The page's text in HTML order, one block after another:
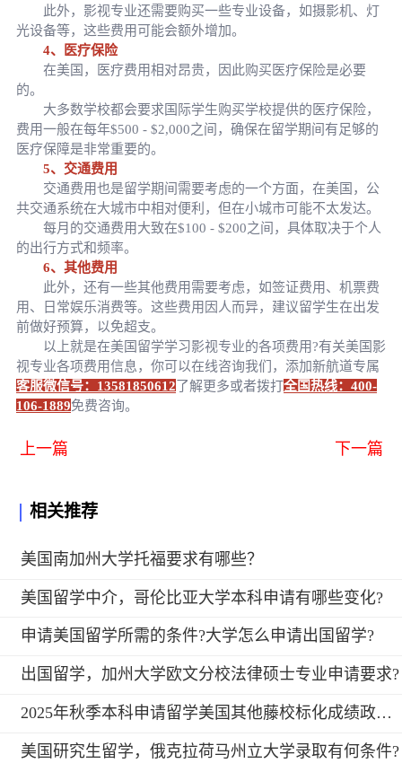
此外，影视专业还需要购买一些专业设备，如摄影机、灯
光设备等，这些费用可能会额外增加。
4、医疗保险
在美国，医疗费用相对昂贵，因此购买医疗保险是必要
的。
大多数学校都会要求国际学生购买学校提供的医疗保险，
费用一般在每年$500 - $2,000之间，确保在留学期间有足够的
医疗保障是非常重要的。
5、交通费用
交通费用也是留学期间需要考虑的一个方面，在美国，公
共交通系统在大城市中相对便利，但在小城市可能不太发达。
每月的交通费用大致在$100 - $200之间，具体取决于个人
的出行方式和频率。
6、其他费用
此外，还有一些其他费用需要考虑，如签证费用、机票费
用、日常娱乐消费等。这些费用因人而异，建议留学生在出发
前做好预算，以免超支。
以上就是在美国留学学习影视专业的各项费用?有关美国影
视专业各项费用信息，你可以在线咨询我们，添加新航道专属
客服微信号：13581850612 了解更多或者拨打全国热线：400-
106-1889免费咨询。
上一篇 下一篇
相关推荐
美国南加州大学托福要求有哪些？
美国留学中介，哥伦比亚大学本科申请有哪些变化?
申请美国留学所需的条件?大学怎么申请出国留学?
出国留学，加州大学欧文分校法律硕士专业申请要求?
2025年秋季本科申请留学美国其他藤校标化成绩政策如何?
美国研究生留学，俄克拉荷马州立大学录取有何条件?